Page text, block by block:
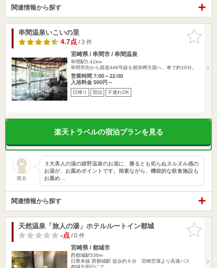
関連情報から探す
お気に入
りに追加
串間温泉いこいの里
4.7点/ 3 件
宮崎県 / 串間市 / 串間温泉
串間駅5.41km
串間市街から国道448号線を都井岬方面へ、車で約10分。
営業時間 7:00～22:00
入浴料金 500円～
日帰り 宿泊 子連れOK
楽天トラベルの宿泊プランを見る
匿名
３大美人の湯の嬉野温泉のお湯に、勝るとも劣らぬヌルヌル感の
お湯が、お薦めポイントです。簡素ながら、機能的な飲食施設も
お薦め…
関連情報から探す
お気に入
りに追加
天然温泉「旅人の湯」ホテルルートイン都城
-点/ 0 件
宮崎県 / 都城市
西都城駅536m
日豊本線 西都城駅 徒歩約６分 宮崎空港より高速バス
都城方面行にて…